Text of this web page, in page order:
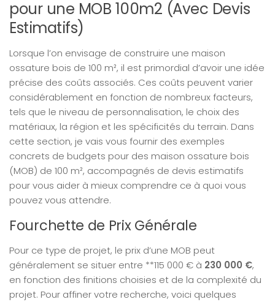
pour une MOB 100m2 (Avec Devis
Estimatifs)
Lorsque l’on envisage de construire une maison
ossature bois de 100 m², il est primordial d’avoir une idée
précise des coûts associés. Ces coûts peuvent varier
considérablement en fonction de nombreux facteurs,
tels que le niveau de personnalisation, le choix des
matériaux, la région et les spécificités du terrain. Dans
cette section, je vais vous fournir des exemples
concrets de budgets pour des maison ossature bois
(MOB) de 100 m², accompagnés de devis estimatifs
pour vous aider à mieux comprendre ce à quoi vous
pouvez vous attendre.
Fourchette de Prix Générale
Pour ce type de projet, le prix d’une MOB peut
généralement se situer entre **115 000 € à 230 000 €,
en fonction des finitions choisies et de la complexité du
projet. Pour affiner votre recherche, voici quelques